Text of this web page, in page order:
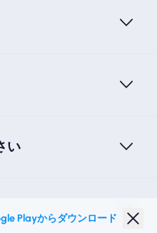
い
Playからダウンロード